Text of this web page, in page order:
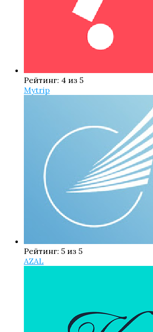
Рейтинг: 4 из 5
Mytrip
Рейтинг: 5 из 5
AZAL